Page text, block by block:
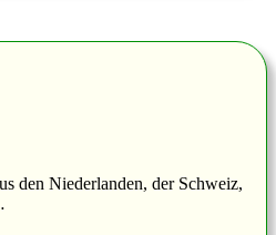
den Niederlanden, der Schweiz,